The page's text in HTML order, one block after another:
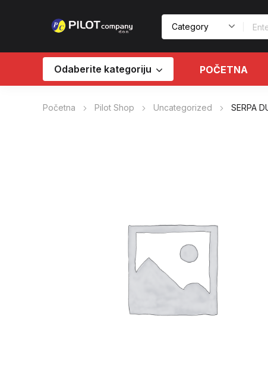
Odaberite kategoriju POČETNA
Početna Pilot Shop Uncategorized SERPA